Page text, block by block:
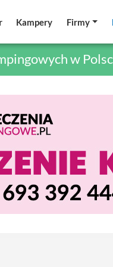
Kampery Firmy
w
Kampery Firmy